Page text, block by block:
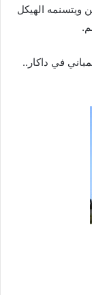
ويتسنمه الهيكل
في داكار..